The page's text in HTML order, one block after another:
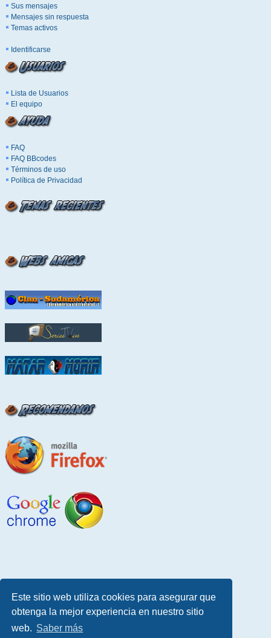
Este sitio web utiliza cookies para asegurar que
obtenga la mejor experiencia en nuestro sitio
web. Saber más
Sus mensajes
Mensajes sin respuesta
Temas activos
Identificarse
Lista de Usuarios
El equipo
FAQ
FAQ BBcodes
Términos de uso
Política de Privacidad